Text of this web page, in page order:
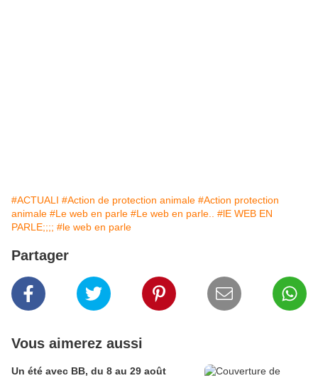
#ACTUALI #Action de protection animale #Action protection
animale #Le web en parle #Le web en parle..
#lE WEB EN
PARLE;;;; #le web en parle
Partager
Vous aimerez aussi
Un été avec BB, du 8 au 29 août